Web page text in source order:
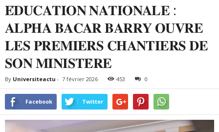
𝐄́𝐃𝐔𝐂𝐀𝐓𝐈𝐎𝐍 𝐍𝐀𝐓𝐈𝐎𝐍𝐀𝐋𝐄 :
𝐀𝐋𝐏𝐇𝐀 𝐁𝐀𝐂𝐀𝐑 𝐁𝐀𝐑𝐑𝐘 𝐎𝐔𝐕𝐑𝐄
𝐋𝐄𝐒 𝐏𝐑𝐄𝐌𝐈𝐄𝐑𝐒 𝐂𝐇𝐀𝐍𝐓𝐈𝐄𝐑𝐒 𝐃𝐄
𝐒𝐎𝐍 𝐌𝐈𝐍𝐈𝐒𝐓𝐄̀𝐑𝐄
By Universiteactu - 7 février 2026 453 0
Facebook Twitter